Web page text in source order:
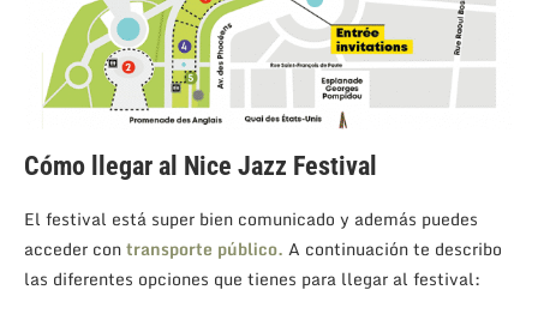
Cómo llegar al Nice Jazz Festival
El festival está super bien comunicado y además puedes
acceder contransporte público. A continuación te describo
las diferentes opciones que tienes para llegar al festival: